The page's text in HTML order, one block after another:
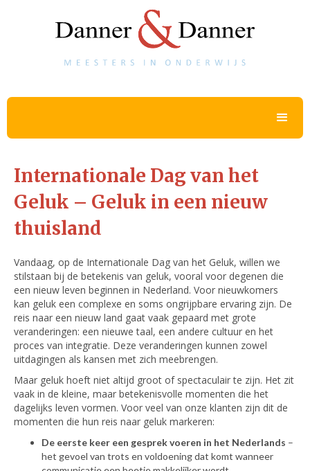
Internationale Dag van het
Geluk – Geluk in een nieuw
thuisland
Vandaag, op de Internationale Dag van het Geluk, willen we
stilstaan bij de betekenis van geluk, vooral voor degenen die
een nieuw leven beginnen in Nederland. Voor nieuwkomers
kan geluk een complexe en soms ongrijpbare ervaring zijn. De
reis naar een nieuw land gaat vaak gepaard met grote
veranderingen: een nieuwe taal, een andere cultuur en het
proces van integratie. Deze veranderingen kunnen zowel
uitdagingen als kansen met zich meebrengen.
Maar geluk hoeft niet altijd groot of spectaculair te zijn. Het zit
vaak in de kleine, maar betekenisvolle momenten die het
dagelijks leven vormen. Voor veel van onze klanten zijn dit de
momenten die hun reis naar geluk markeren:
De eerste keer een gesprek voeren in het Nederlands –
het gevoel van trots en voldoening dat komt wanneer